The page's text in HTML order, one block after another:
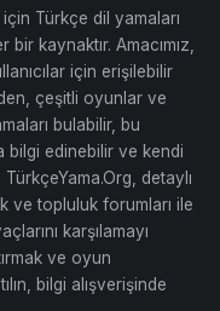
Türkçe dil yamaları
kaynaktır. Amacımız,
için erişilebilir
çeşitli oyunlar ve
bulabilir, bu
bilgi edinebilir ve kendi
detaylı
ve topluluk forumları ile
karşılamayı
ve oyun
bilgi alışverişinde